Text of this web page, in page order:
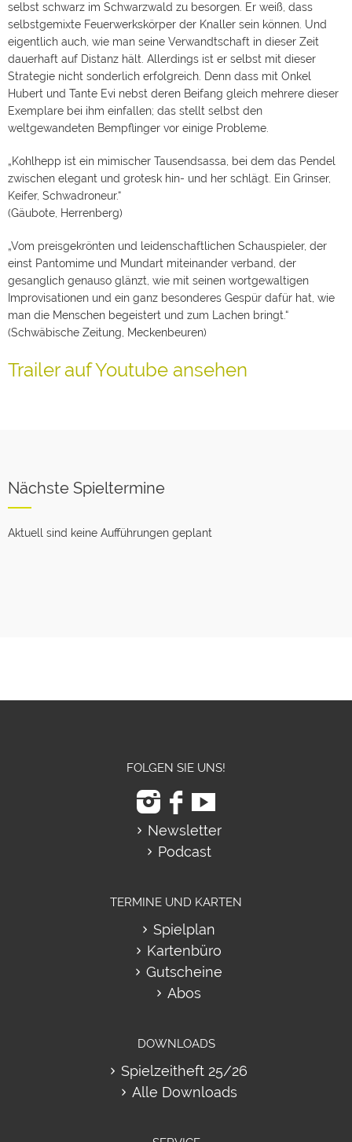
selbst schwarz im Schwarzwald zu besorgen. Er weiß, dass
selbstgemixte Feuerwerkskörper der Knaller sein können. Und
eigentlich auch, wie man seine Verwandtschaft in dieser Zeit
dauerhaft auf Distanz hält. Allerdings ist er selbst mit dieser
Strategie nicht sonderlich erfolgreich. Denn dass mit Onkel
Hubert und Tante Evi nebst deren Beifang gleich mehrere dieser
Exemplare bei ihm einfallen; das stellt selbst den
weltgewandeten Bempflinger vor einige Probleme.
„Kohlhepp ist ein mimischer Tausendsassa, bei dem das Pendel
zwischen elegant und grotesk hin- und her schlägt. Ein Grinser,
Keifer, Schwadroneur.“
(Gäubote, Herrenberg)
„Vom preisgekrönten und leidenschaftlichen Schauspieler, der
einst Pantomime und Mundart miteinander verband, der
gesanglich genauso glänzt, wie mit seinen wortgewaltigen
Improvisationen und ein ganz besonderes Gespür dafür hat, wie
man die Menschen begeistert und zum Lachen bringt.“
(Schwäbische Zeitung, Meckenbeuren)
Trailer auf Youtube ansehen
Nächste Spieltermine
Aktuell sind keine Aufführungen geplant
FOLGEN SIE UNS!
Newsletter
Podcast
TERMINE UND KARTEN
Spielplan
Kartenbüro
Gutscheine
Abos
DOWNLOADS
Spielzeitheft 25/26
Alle Downloads